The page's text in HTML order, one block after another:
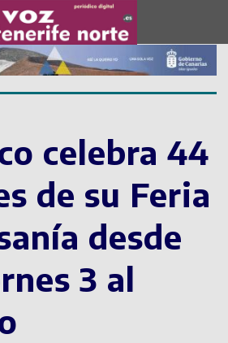
celebra 44
de su Feria
desde
3 al